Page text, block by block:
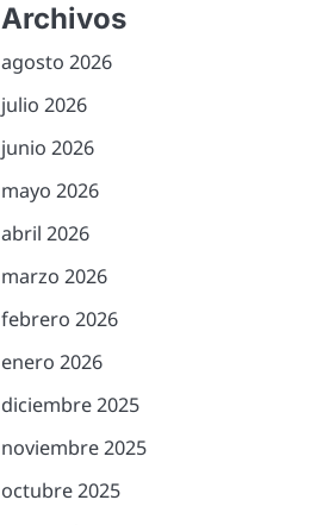
Archivos
agosto 2026
julio 2026
junio 2026
mayo 2026
abril 2026
marzo 2026
febrero 2026
enero 2026
diciembre 2025
noviembre 2025
octubre 2025